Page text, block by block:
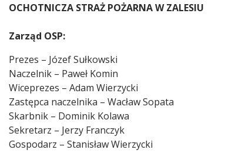
OCHOTNICZA STRAŻ POŻARNA W ZALESIU
Zarząd OSP:
Prezes – Józef Sułkowski
Naczelnik – Paweł Komin
Wiceprezes – Adam Wierzycki
Zastępca naczelnika – Wacław Sopata
Skarbnik – Dominik Kolawa
Sekretarz – Jerzy Franczyk
Gospodarz – Stanisław Wierzycki